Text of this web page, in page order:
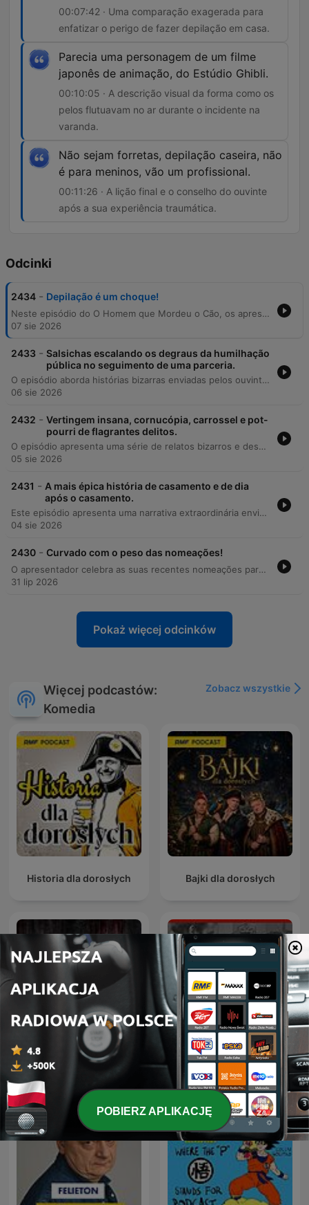
00:07:42 · Uma comparação exagerada para
enfatizar o perigo de fazer depilação em casa.
Parecia uma personagem de um filme
japonês de animação, do Estúdio Ghibli.
00:10:05 · A descrição visual da forma como os
pelos flutuavam no ar durante o incidente na
varanda.
Não sejam forretas, depilação caseira, não
é para meninos, vão um profissional.
00:11:26 · A lição final e o conselho do ouvinte
após a sua experiência traumática.
Odcinki
2434 - Depilação é um choque!
Neste episódio do O Homem que Mordeu o Cão, os apresentadores partilham relatos hilariantes e desastrosos sobre experiências de depilação caseira. A primeira história detalha a tentativa de um ouvinte de poupar 15 euros ao utilizar cera de micro-ondas, resultando em queimaduras faciais e na destruição de uma peça de roupa nova pouco antes do seu casamento. A segunda narrativa explora um incidente de depilação com máquina numa zona de natureza, onde uma nuvem de pelos cortados acabou por voar para a varanda de um desconhecido. O episódio serve como um aviso cómico sobre os perigos de tentar realizar procedimentos estéticos sem o auxílio de profissionais credenciados.
07 sie 2026
2433 - Salsichas escalando os degraus da humilhação
pública no seguimento de uma parceria.
O episódio aborda histórias bizarras enviadas pelos ouvintes sobre situações de flagrante e humilhação pública. O conteúdo explora relatos de comportamentos estranhos no ambiente de trabalho, como o consumo de água de conserva de salsicha, e incidentes físicos envolvendo escadas rolantes e objetos pessoais. Além disso, o programa discute a frustração com chamadas de telemarketing invasivas, apresentando um relato detalhado de uma interação tensa entre um ouvinte e um operador de vendas que culminou no encerramento abrupto da chamada.
06 sie 2026
2432 - Vertingem insana, cornucópia, carrossel e pot-
pourri de flagrantes delitos.
O episódio apresenta uma série de relatos bizarros e desconfortáveis extraídos do Reddit sobre flagrantes de comportamentos inusitados. Os apresentadores exploram histórias que variam desde hábitos alimentares repulsivos, como comer bananas ou burritos de forma animalesca, até situações de exposição pública em casas de banho e um incidente extremo envolvendo um cinzeiro num terraço em Denver. O tom alterna entre o humor escatológico e o choque diante de comportamentos sociais bizarros.
05 sie 2026
2431 - A mais épica história de casamento e de dia
após o casamento.
Este episódio apresenta uma narrativa extraordinária enviada por um ouvinte da comunidade Reddit HQMC, detalhando uma sucessão de eventos caóticos que ocorreram durante e logo após o seu casamento. A história começa com os preparativos tensos sob a supervisão de um padre rigoroso e envolve um transporte em carro clássico dos anos 30 sob chuva, mas atinge o ápice com a revelação inesperada de uma gravidez oculta da cunhada. A narrativa percorre desde o stress do dia da cerimónia até ao drama do nascimento de um bebé em casa de uma amiga, tudo num intervalo de apenas dois dias. O relato explora temas como a negação, as surpresas familiares e a capacidade de lidar com imprevistos que transformam um evento planeado numa experiência absolutamente imprevisível.
04 sie 2026
2430 - Curvado com o peso das nomeações!
O apresentador celebra as suas recentes nomeações para os Globos de Ouro, partilhando as suas ansiedades em relação à cerimónia, especialmente no que toca à sua mobilidade física após um AVC e ao receio de silêncios desconfortáveis durante a subida ao palco. O episódio aborda também o impacto emocional do apoio recebido pelo público e menciona uma entrevista futura na SIC. A segunda parte do episódio é dedicada a uma história enviada por uma ouvinte sobre um incidente embaraçoso num consultório médico, causado por um acessório de pescoço que ficou preso ao cinto. O diálogo entre os apresentadores explora situações quotidianas de desastres domésticos e pequenos imprevistos que geram momentos de comédia.
31 lip 2026
Pokaż więcej odcinków
Więcej podcastów:
Komedia
Zobacz wszystkie
Historia dla dorosłych Bajki dla dorosłych
Strefa 52 Powtórka z Rozrywki
POBIERZ APLIKACJĘ